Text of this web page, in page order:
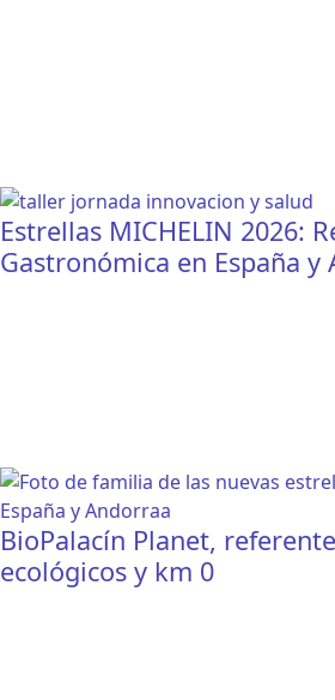
Estrellas MICHELIN 2026:
Gastronómica en España y
BioPalacín Planet,
ecológicos y km 0